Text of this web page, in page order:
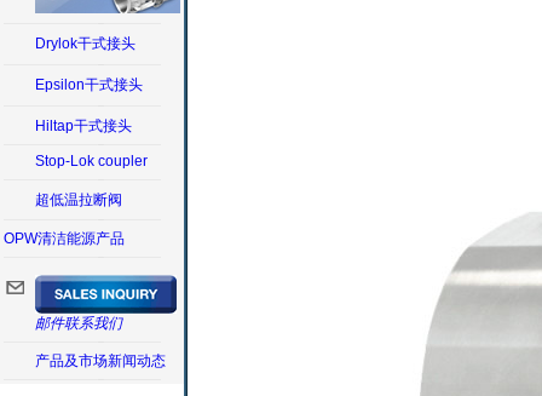
Drylok干式接头
Epsilon干式接头
Hiltap干式接头
Stop-Lok coupler
超低温拉断阀
OPW清洁能源产品
邮件联系我们
产品及市场新闻动态